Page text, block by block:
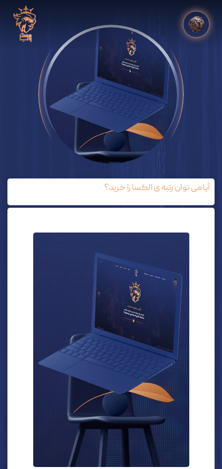
آیا می توان رتبه ی الکسا را خرید؟